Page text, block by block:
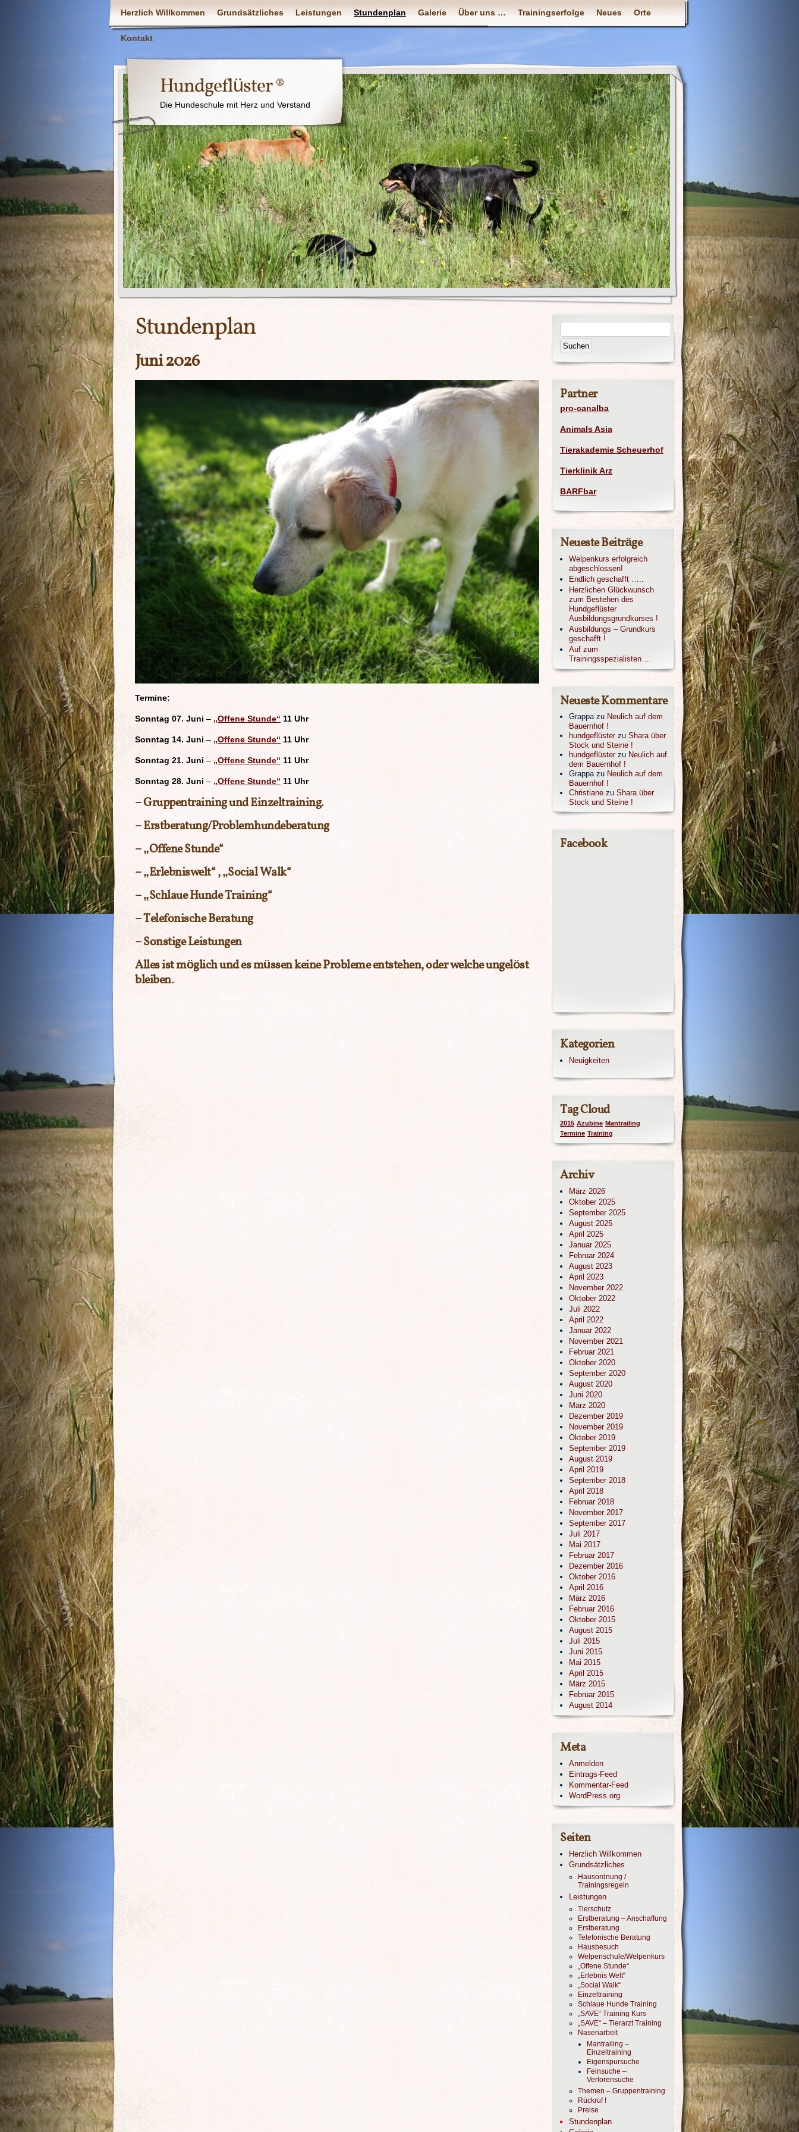
Herzlich Willkommen Grundsätzliches Leistungen Stundenplan Galerie Über uns … Trainingserfolge Neues Orte
Kontakt
Hundgeflüster ®
Die Hundeschule mit Herz und Verstand
Stundenplan
Juni 2026
Termine:
Sonntag 07. Juni – „Offene Stunde“ 11 Uhr
Sonntag 14. Juni – „Offene Stunde“ 11 Uhr
Sonntag 21. Juni – „Offene Stunde“ 11 Uhr
Sonntag 28. Juni – „Offene Stunde“ 11 Uhr
–GruppentrainingundEinzeltraining.
–Erstberatung/Problemhundeberatung
–„Offene Stunde“
–„Erlebniswelt“,„Social Walk“
–„Schlaue Hunde Training“
–Telefonische Beratung
–Sonstige Leistungen
Alles ist möglich und es müssen keine Probleme entstehen, oder welche ungelöst
bleiben.
Partner
pro-canalba
Animals Asia
Tierakademie Scheuerhof
Tierklinik Arz
BARFbar
Neueste Beiträge
Welpenkurs erfolgreich
abgeschlossen!
Endlich geschafft …..
Herzlichen Glückwunsch
zum Bestehen des
Hundgeflüster
Ausbildungsgrundkurses !
Ausbildungs – Grundkurs
geschafft !
Auf zum
Trainingsspezialisten …
Neueste Kommentare
Grappazu Neulich auf dem
Bauernhof !
hundgeflüsterzu Shara über
Stock und Steine !
hundgeflüsterzu Neulich auf
dem Bauernhof !
Grappazu Neulich auf dem
Bauernhof !
Christiane zu Shara über
Stock und Steine !
Facebook
Kategorien
Neuigkeiten
Tag Cloud
2015 Azubine Mantrailing
Termine Training
Archiv
März 2026
Oktober 2025
September 2025
August 2025
April 2025
Januar 2025
Februar 2024
August 2023
April 2023
November 2022
Oktober 2022
Juli 2022
April 2022
Januar 2022
November 2021
Februar 2021
Oktober 2020
September 2020
August 2020
Juni 2020
März 2020
Dezember 2019
November 2019
Oktober 2019
September 2019
August 2019
April 2019
September 2018
April 2018
Februar 2018
November 2017
September 2017
Juli 2017
Mai 2017
Februar 2017
Dezember 2016
Oktober 2016
April 2016
März 2016
Februar 2016
Oktober 2015
August 2015
Juli 2015
Juni 2015
Mai 2015
April 2015
März 2015
Februar 2015
August 2014
Meta
Anmelden
Eintrags-Feed
Kommentar-Feed
WordPress.org
Seiten
Herzlich Willkommen
Grundsätzliches
Hausordnung /
Trainingsregeln
Leistungen
Tierschutz
Erstberatung – Anschaffung
Erstberatung
Telefonische Beratung
Hausbesuch
Welpenschule/Welpenkurs
„Offene Stunde“
„Erlebnis Welt“
„Social Walk“
Einzeltraining
Schlaue Hunde Training
„SAVE“ Training Kurs
„SAVE“ – Tierarzt Training
Nasenarbeit
Mantrailing –
Einzeltraining
Eigenspursuche
Feinsuche –
Verlorensuche
Themen – Gruppentraining
Rückruf !
Preise
Stundenplan